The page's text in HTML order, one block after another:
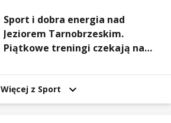
Sport i dobra energia nad
Jeziorem Tarnobrzeskim.
Piątkowe treningi czekają na
Więcej z Sport